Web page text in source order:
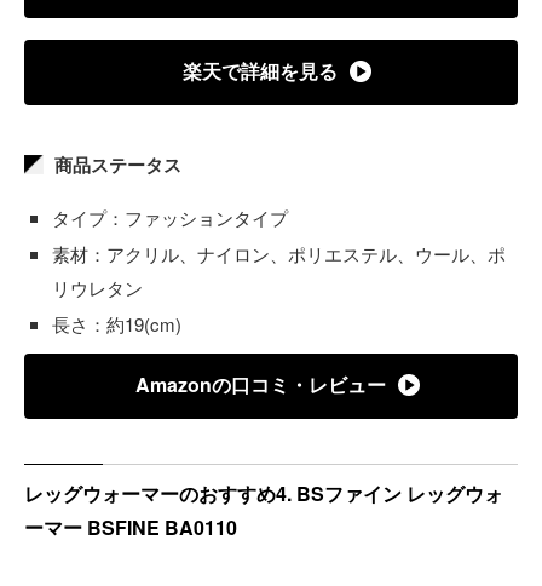
楽天で詳細を見る
商品ステータス
タイプ：ファッションタイプ
素材：アクリル、ナイロン、ポリエステル、ウール、ポ
リウレタン
長さ：約19(cm)
Amazonの口コミ・レビュー
レッグウォーマーのおすすめ4. BSファイン レッグウォ
ーマー BSFINE BA0110